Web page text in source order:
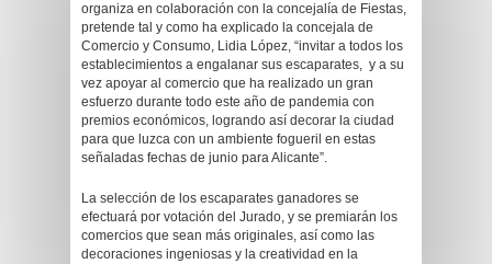
organiza en colaboración con la concejalía de Fiestas,
pretende tal y como ha explicado la concejala de
Comercio y Consumo, Lidia López, “invitar a todos los
establecimientos a engalanar sus escaparates, y a su
vez apoyar al comercio que ha realizado un gran
esfuerzo durante todo este año de pandemia con
premios económicos, logrando así decorar la ciudad
para que luzca con un ambiente fogueril en estas
señaladas fechas de junio para Alicante”.
La selección de los escaparates ganadores se
efectuará por votación del Jurado, y se premiarán los
comercios que sean más originales, así como las
decoraciones ingeniosas y la creatividad en la